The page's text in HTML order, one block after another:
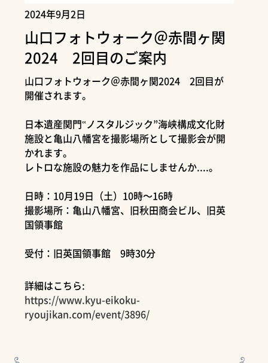
2024年9月2日
山口フォトウォーク＠赤間ヶ関
2024 2回目のご案内
山口フォトウォーク＠赤間ヶ関2024 2回目が
開催されます。
日本遺産関門‟ノスタルジック”海峡構成文化財
施設と亀山八幡宮を撮影場所として撮影会が開
かれます。
レトロな施設の魅力を作品にしませんか....。
日時：10月19日（土）10時～16時
撮影場所：亀山八幡宮、旧秋田商会ビル、旧英
国領事館
受付：旧英国領事館 9時30分
詳細はこちら:
https://www.kyu-eikoku-
ryoujikan.com/event/3896/